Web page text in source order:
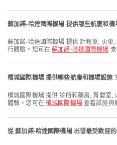
蘇加諾-哈達國際機場 提供哪些航廈和機
蘇加諾-哈達國際機場 提供 計程車, 火車, 祈禱室 及多種其他設施，提升您的旅
行體驗。您可在蘇加諾-哈達國際機場
檳城國際機場 提供哪些航廈和機場設施
檳城國際機場 提供 診所和藥房, 育嬰室, 火車 及多種其他設施，提升您的旅行
體驗。您可在 檳城國際機場查看設施與
從 蘇加諾-哈達國際機場 出發最受歡迎